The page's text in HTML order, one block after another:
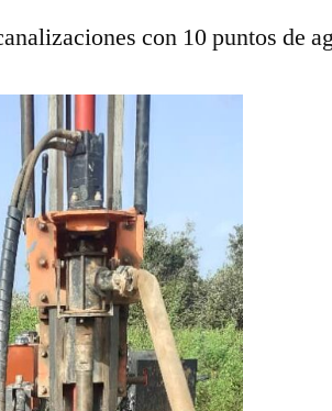
con 10 puntos de